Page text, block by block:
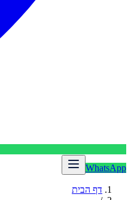
WhatsApp
דף הבית